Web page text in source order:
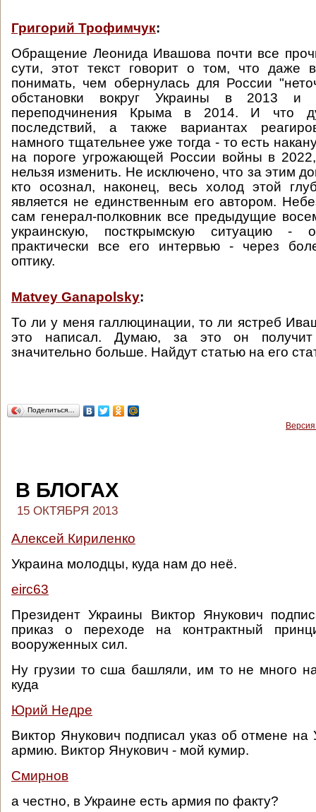
Григорий Трофимчук:
Обращение Леонида Ивашова почти все
сути, этот текст говорит о том, что даже
понимать, чем обернулась для России
обстановки вокруг Украины в 2013 и
переподчинения Крыма в 2014. И что
последствий, а также вариантах
намного тщательнее уже тогда - то есть
на пороге угрожающей России войны в
нельзя изменить. Не исключено, что за этим
кто осознал, наконец, весь холод этой
является не единственным его автором.
сам генерал-полковник все предыдущие
украинскую, посткрымскую ситуацию -
практически все его интервью - через
оптику.
Matvey Ganapolsky:
То ли у меня галлюцинации, то ли ястреб
это написал. Думаю, за это он
значительно больше. Найдут статью на его
Поделиться…
В БЛОГАХ
15 ОКТЯБРЯ 2013
Алексей Кириленко
Украина молодцы, куда нам до неё.
eirc63
Президент Украины Виктор Янукович
приказ о переходе на контрактный
вооруженных сил.
Ну грузии то сша башляли, им то не много
куда
Юрий Недре
Виктор Янукович подписал указ об отмене на
армию. Виктор Янукович - мой кумир.
Смирнов
а честно, в Украине есть армия по факту?